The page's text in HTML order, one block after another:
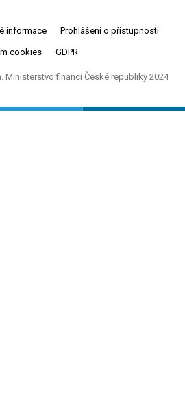
informace Prohlášení o přístupnosti
cookies GDPR
Ministerstvo financí České republiky 2024